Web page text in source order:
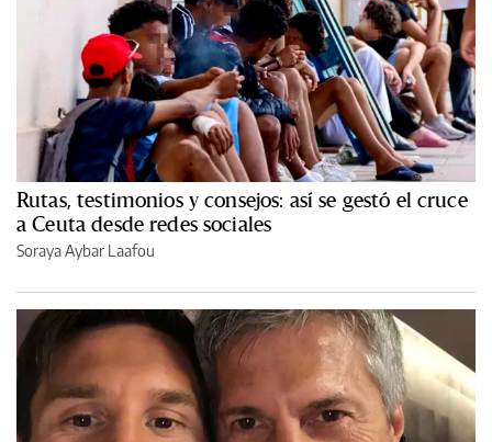
Rutas, testimonios y consejos: así se gestó el cruce
a Ceuta desde redes sociales
Soraya Aybar Laafou